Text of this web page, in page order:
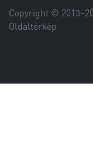
Copyright © 2013–
Oldaltérkép